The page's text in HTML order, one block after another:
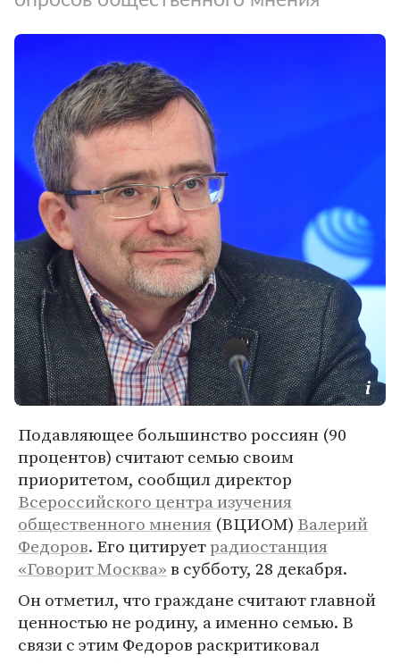
Подавляющее большинство россиян (90
процентов) считают семью своим
приоритетом, сообщил директор
Всероссийского центра изучения
общественного мнения (ВЦИОМ) Валерий
Федоров. Его цитируетрадиостанция
«Говорит Москва»в субботу, 28 декабря.
Он отметил, что граждане считают главной
ценностью не родину, а именно семью. В
связи с этим Федоров раскритиковал